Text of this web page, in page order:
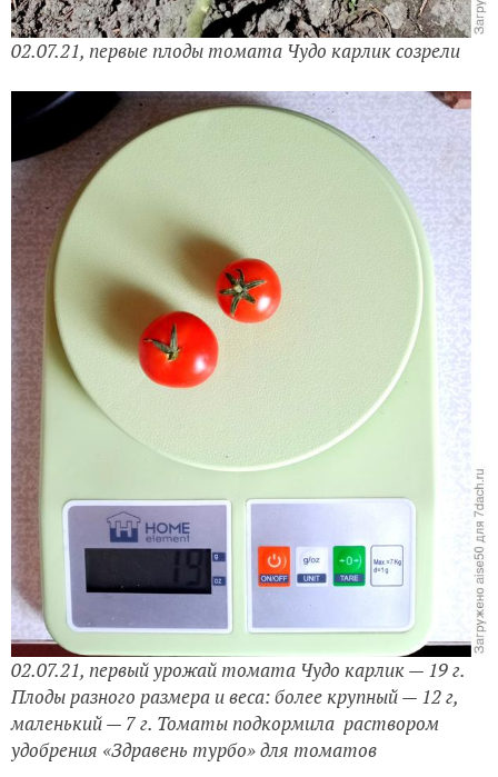
02.07.21, первые плоды томата Чудо карлик созрели
02.07.21, первый урожай томата Чудо карлик — 19 г.
Плоды разного размера и веса: более крупный — 12 г,
маленький — 7 г. Томаты подкормила раствором
удобрения «Здравень турбо» для томатов